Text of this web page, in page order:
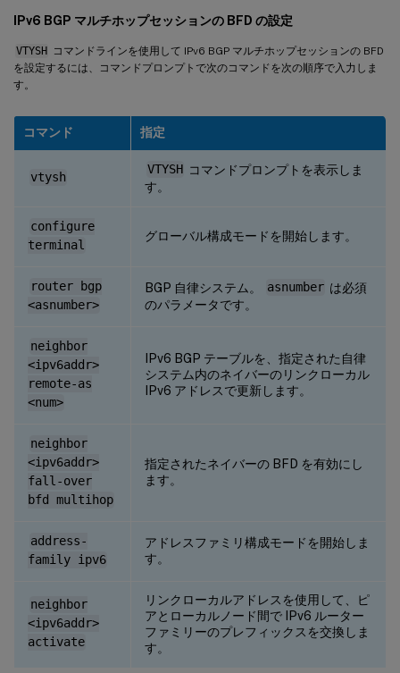
IPv6 BGP マルチホップセッションの BFD の設定
VTYSH コマンドラインを使用して IPv6 BGP マルチホップセッションの BFD
を設定するには、コマンドプロンプトで次のコマンドを次の順序で入力しま
す。
コマンド 指定
vtysh
VTYSH
コマンドプロンプトを表示しま
す。
configure
terminal
グローバル構成モードを開始します。
router bgp
<asnumber>
BGP 自律システム。 asnumber は必須
のパラメータです。
neighbor
<ipv6addr>
remote-as
<num>
IPv6 BGP テーブルを、指定された自律
システム内のネイバーのリンクローカル
IPv6 アドレスで更新します。
neighbor
<ipv6addr>
fall-over
bfd multihop
指定されたネイバーの BFD を有効にし
ます。
address-
family ipv6
アドレスファミリ構成モードを開始しま
す。
neighbor
<ipv6addr>
activate
リンクローカルアドレスを使用して、ピ
アとローカルノード間で IPv6 ルーター
ファミリーのプレフィックスを交換しま
す。